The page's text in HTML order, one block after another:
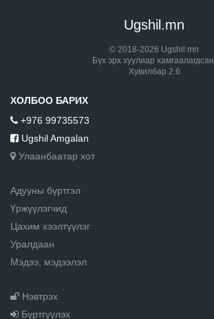
Ugshil.mn
© 2018-2026 Ugshil.mn
Бүх эрх хуулиар хамгаалагдсан.
Хувилбар 2.6
ХОЛБОО БАРИХ
+976 99735573
Ugshil Amgalan
Улаанбаатар хот
Адууны бүртгэл
Үржүүлэгчид
Цахим хээлтүүлэг
Уралдаан
Мэдээ, мэдээлэл
Нэвтрэх
Бүртгүүлэх